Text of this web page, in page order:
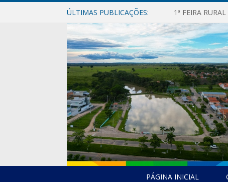
ÚLTIMAS PUBLICAÇÕES: 1ª FEIRA
PÁGINA INICIAL